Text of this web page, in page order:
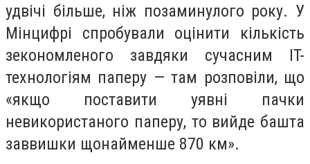
удвічі більше, ніж позаминулого року. У
Мінцифрі спробували оцінити кількість
зекономленого завдяки сучасним IT-
технологіям паперу — там розповіли, що
«якщо поставити уявні пачки
невикористаного паперу, то вийде башта
заввишки щонайменше 870 км».